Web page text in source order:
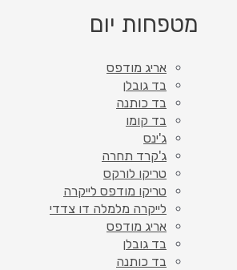
מטפחות יום
אריג מודפס
בד גובלן
בד כותנה
בד קומו
ג'ינס
ג'קרד תחרה
טריקו לורקס
טריקו מודפס לייקרה
לייקרה מלמלה דו צדדי
אריג מודפס
בד גובלן
בד כותנה